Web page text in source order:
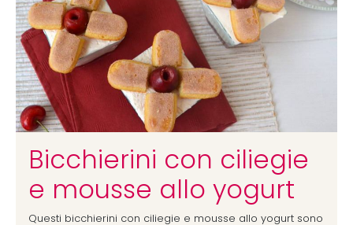
Bicchierini con ciliegie
e mousse allo yogurt
Questi bicchierini con ciliegie e mousse allo yogurt sono